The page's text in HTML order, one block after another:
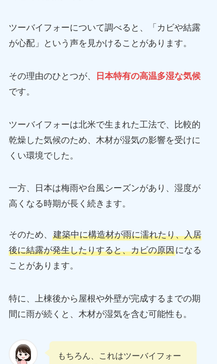
ツーバイフォーについて調べると、「カビや結露
が心配」という声を見かけることがあります。
その理由のひとつが、
日本特有の高温多湿な気候
です。
ツーバイフォーは北米で生まれた工法で、比較的
乾燥した気候のため、木材が湿気の影響を受けに
くい環境でした。
一方、日本は梅雨や台風シーズンがあり、湿度が
高くなる時期が長く続きます。
そのため、 建築中に構造材が雨に濡れたり、入居
後に結露が発生したりすると、カビの原因になる
ことがあります。
特に、上棟後から屋根や外壁が完成するまでの期
間に雨が続くと、木材が湿気を含む可能性も。
もちろん、これはツーバイフォー